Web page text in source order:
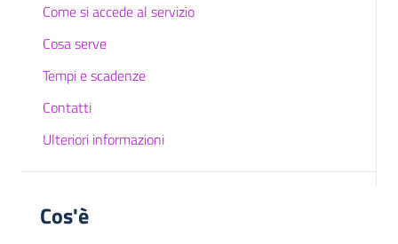
Come si accede al servizio
Cosa serve
Tempi e scadenze
Contatti
Ulteriori informazioni
Cos'è